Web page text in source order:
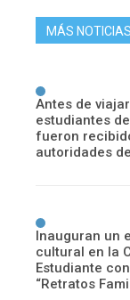
MÁS NOTICIAS
Antes de
estudiantes
fueron
autoridades
Inauguran un
cultural en la
Estudiante
“Retratos